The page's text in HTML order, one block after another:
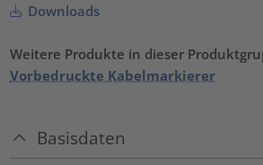
Downloads
Weitere Produkte in dieser
Vorbedruckte Kabelmarkierer
Basisdaten